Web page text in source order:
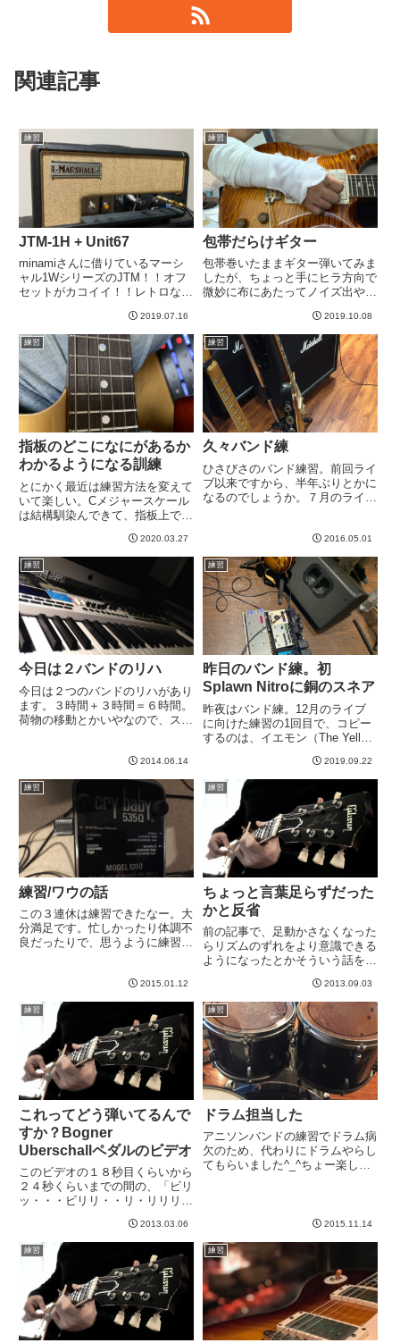
関連記事
練習
JTM-1H + Unit67
minamiさんに借りているマーシ
ャル1WシリーズのJTM！！オフ
セットがカコイイ！！レトロなロ
でプッシュ。しかしブーストする
と低音が飽和しすぎるのか、
EDMでドラムに合わせてベース
をコンプさせるあれみた...
2019.07.16
練習
包帯だらけギター
包帯巻いたままギター弾いてみま
したが、ちょっと手にヒラ方向で
微妙に布にあたってノイズ出やす
外は特に大丈夫かな。自分で巻い
てるので見栄えが悪い、という以
外は特に問題はない。ライブまで
あと２週間弱だけど治るだろう
か...
2019.10.08
練習
指板のどこになにがあるか
わかるようになる訓練
とにかく最近は練習方法を変えて
いて楽しい。Cメジャースケール
は結構馴染んできて、指板上でC
のフレットでパッと抑えられるよ
うになりました。もっとも、あん
まりハイフレットなのは１弦の２
０フレット以外は怪しいです
が、...
2020.03.27
練習
久々バンド練
ひさびさのバンド練習。前回ライ
ブ以来ですから、半年ぶりとかに
なるのでしょうか。７月のライブ
になりました。前にライブでやっ
たとはいえ、すっかり忘れてるの
で前日にあわてておさらいする
^...
2016.05.01
練習
今日は２バンドのリハ
今日は２つのバンドのリハがあり
ます。３時間＋３時間＝６時間。
荷物の移動とかいやなので、スタ
ド持ち込みなので荷物も大変です
＾＾；昨夜は、直前という事で、
キーボードの練習をしてまし
た。...
2014.06.14
練習
昨日のバンド練。初
Splawn Nitroに銅のスネア
昨夜はバンド練。12月のライブ
に向けた練習の1回目で、コピー
するのは、イエモン（The Yellow
が全然上がってないのでなんです
が、でもやっぱり数年前にやった
時より全然良い出来になりそうだ
な、と思いまし...
2019.09.22
練習
練習/ワウの話
この３連休は練習できたなー。大
分満足です。忙しかったり体調不
良だったりで、思うように練習で
うーん、ギター楽しい。なぜ７年
もブランクを作ってしまったの
か。。。その間、今ぐらいの熱意
2015.01.12
練習
ちょっと言葉足らずだった
かと反省
前の記事で、足動かさなくなった
らリズムのずれをより意識できる
ようになったとかそういう話を書
のコメントを拝見してちょっと言
葉足らずだったかと。→ リズム
が前に走る直立不動で弾くのがオ
ススメということではありませ
ん...
2013.09.03
練習
これってどう弾いてるんで
すか？Bogner
Uberschallペダルのビデオ
このビデオの１８秒目くらいから
２４秒くらいまでの間の、「ビリ
ッ・・・ビリリ・・リ・リリリ
音はどうやって出してるんでしょ
う。奏法なのか、エフェクトなの
か、どなたかご存知の方がいらっ
しゃったらぜひご教授くださ
い！-...
2013.03.06
練習
ドラム担当した
アニソンバンドの練習でドラム病
欠のため、代わりにドラムやらし
てもらいました^_^ちょー楽し
wいつかドラムでライブ出てみた
2015.11.14
練習 練習